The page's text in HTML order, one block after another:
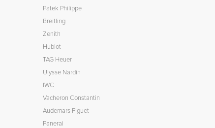
Patek Philippe
Breitling
Zenith
Hublot
TAG Heuer
Ulysse Nardin
IWC
Vacheron Constantin
Audemars Piguet
Panerai